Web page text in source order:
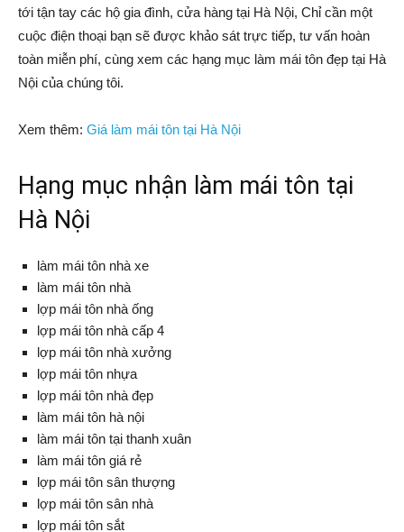
tới tận tay các hộ gia đình, cửa hàng tại Hà Nội, Chỉ cần một
cuộc điện thoại bạn sẽ được khảo sát trực tiếp, tư vấn hoàn
toàn miễn phí, cùng xem các hạng mục làm mái tôn đẹp tại Hà
Nội của chúng tôi.
Xem thêm: Giá làm mái tôn tại Hà Nội
Hạng mục nhận làm mái tôn tại
Hà Nội
làm mái tôn nhà xe
làm mái tôn nhà
lợp mái tôn nhà ống
lợp mái tôn nhà cấp 4
lợp mái tôn nhà xưởng
lợp mái tôn nhựa
lợp mái tôn nhà đẹp
làm mái tôn hà nội
làm mái tôn tại thanh xuân
làm mái tôn giá rẻ
lợp mái tôn sân thượng
lợp mái tôn sân nhà
lợp mái tôn sắt